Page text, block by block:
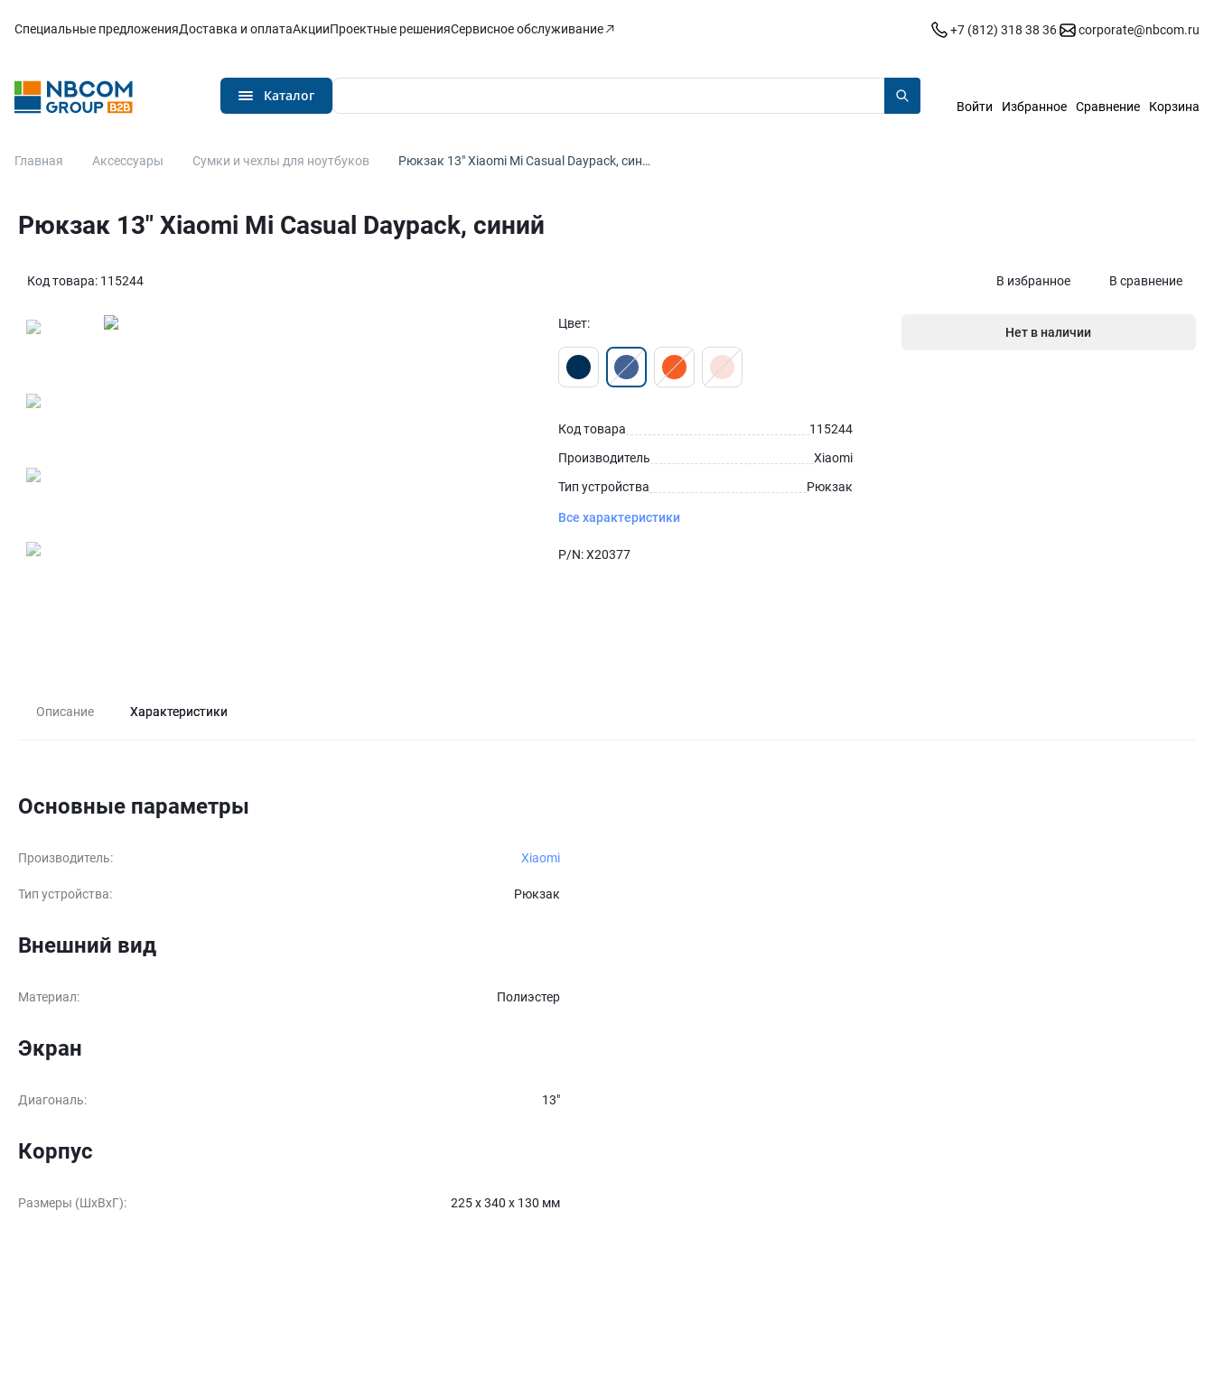
Специальные предложенияДоставка и оплатаАкцииПроектные решенияСервисное обслуживание +7 (812) 318 38 36 corporate@nbcom.ru
Каталог
Войти Избранное Сравнение Корзина
Главная Аксессуары Сумки и чехлы для ноутбуков Рюкзак 13″ Xiaomi Mi Casual Daypack, син…
Рюкзак 13″ Xiaomi Mi Casual Daypack, синий
Код товара: 115244 В избранное В сравнение
Цвет:
Код товара
115244
Производитель
Xiaomi
Тип устройства
Рюкзак
Все характеристики
P/N:X20377
Нет в наличии
Описание Характеристики
Основные параметры
Производитель: Xiaomi
Тип устройства: Рюкзак
Внешний вид
Материал: Полиэстер
Экран
Диагональ: 13″
Корпус
Размеры (ШxВxГ): 225 х 340 х 130 мм